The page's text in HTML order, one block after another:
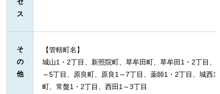
ス
そ
の
他
【管轄町名】
城山1・2丁目、新照院町、草牟田町、草牟田1・2丁目、
～5丁目、原良町、原良1～7丁目、薬師1・2丁目、城西
町、常盤1・2丁目、西田1～3丁目